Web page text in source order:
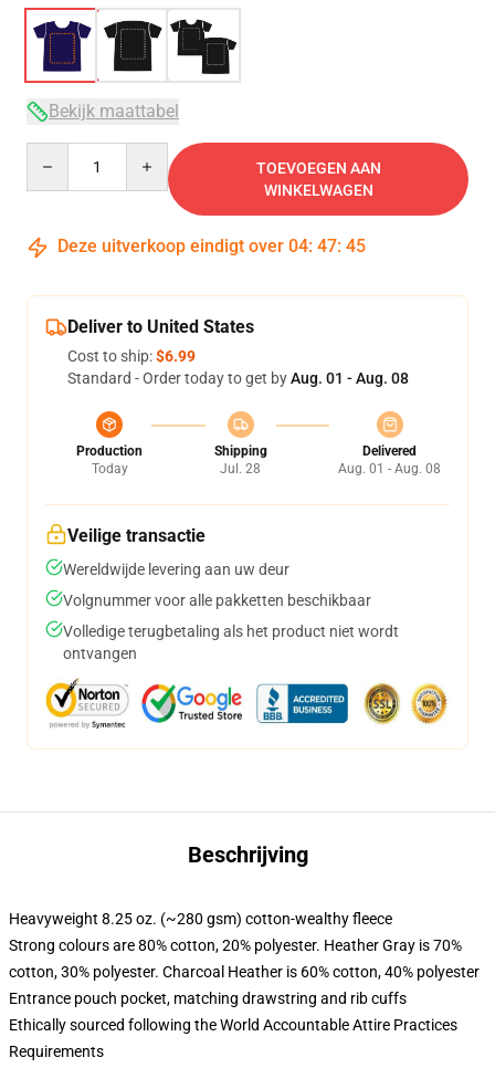
Bekijk maattabel
TOEVOEGEN AAN
WINKELWAGEN
Deze uitverkoop eindigt over 04: 47: 44
Deliver to United States
Cost to ship:$6.99
Standard - Order today to get byAug. 01 - Aug. 08
Production
Today
Shipping
Jul. 28
Delivered
Aug. 01 - Aug. 08
Veilige transactie
Wereldwijde levering aan uw deur
Volgnummer voor alle pakketten beschikbaar
Volledige terugbetaling als het product niet wordt
ontvangen
Beschrijving
Heavyweight 8.25 oz. (~280 gsm) cotton-wealthy fleece
Strong colours are 80% cotton, 20% polyester. Heather Gray is 70%
cotton, 30% polyester. Charcoal Heather is 60% cotton, 40% polyester
Entrance pouch pocket, matching drawstring and rib cuffs
Ethically sourced following the World Accountable Attire Practices
Requirements